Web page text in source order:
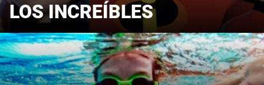
LOS INCREÍBLES